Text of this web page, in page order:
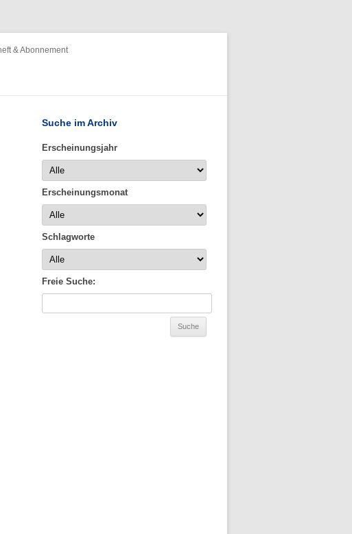
& Abonnement
Suche im Archiv
Erscheinungsjahr
Erscheinungsmonat
Schlagworte
Freie Suche: